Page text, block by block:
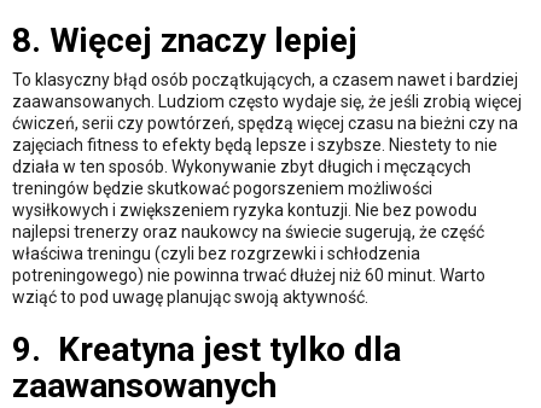
8. Więcej znaczy lepiej
To klasyczny błąd osób początkujących, a czasem nawet i bardziej
zaawansowanych. Ludziom często wydaje się, że jeśli zrobią więcej
ćwiczeń, serii czy powtórzeń, spędzą więcej czasu na bieżni czy na
zajęciach fitness to efekty będą lepsze i szybsze. Niestety to nie
działa w ten sposób. Wykonywanie zbyt długich i męczących
treningów będzie skutkować pogorszeniem możliwości
wysiłkowych i zwiększeniem ryzyka kontuzji. Nie bez powodu
najlepsi trenerzy oraz naukowcy na świecie sugerują, że część
właściwa treningu (czyli bez rozgrzewki i schłodzenia
potreningowego) nie powinna trwać dłużej niż 60 minut. Warto
wziąć to pod uwagę planując swoją aktywność.
9. Kreatyna jest tylko dla
zaawansowanych